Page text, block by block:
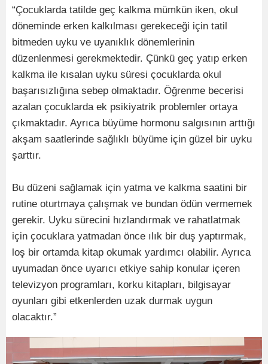
“Çocuklarda tatilde geç kalkma mümkün iken, okul
döneminde erken kalkılması gerekeceği için tatil
bitmeden uyku ve uyanıklık dönemlerinin
düzenlenmesi gerekmektedir. Çünkü geç yatıp erken
kalkma ile kısalan uyku süresi çocuklarda okul
başarısızlığına sebep olmaktadır. Öğrenme becerisi
azalan çocuklarda ek psikiyatrik problemler ortaya
çıkmaktadır. Ayrıca büyüme hormonu salgısının arttığı
akşam saatlerinde sağlıklı büyüme için güzel bir uyku
şarttır.
Bu düzeni sağlamak için yatma ve kalkma saatini bir
rutine oturtmaya çalışmak ve bundan ödün vermemek
gerekir. Uyku sürecini hızlandırmak ve rahatlatmak
için çocuklara yatmadan önce ılık bir duş yaptırmak,
loş bir ortamda kitap okumak yardımcı olabilir. Ayrıca
uyumadan önce uyarıcı etkiye sahip konular içeren
televizyon programları, korku kitapları, bilgisayar
oyunları gibi etkenlerden uzak durmak uygun
olacaktır.”